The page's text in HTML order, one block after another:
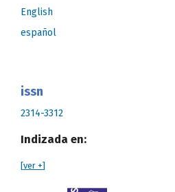
English
español
issn
2314-3312
Indizada en:
[ver +]